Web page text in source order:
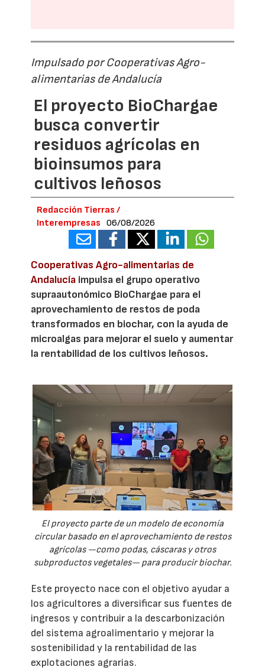
Impulsado por Cooperativas Agro-
alimentarias de Andalucía
El proyecto BioChargae
busca convertir
residuos agrícolas en
bioinsumos para
cultivos leñosos
Redacción Tierras /
Interempresas
06/08/2026
Cooperativas Agro-alimentarias de
Andalucía impulsa el grupo operativo
supraautonómico BioChargae para el
aprovechamiento de restos de poda
transformados en biochar, con la ayuda de
microalgas para mejorar el suelo y aumentar
la rentabilidad de los cultivos leñosos.
El proyecto parte de un modelo de economía
circular basado en el aprovechamiento de restos
agrícolas —como podas, cáscaras y otros
subproductos vegetales— para producir biochar.
Este proyecto nace con el objetivo ayudar a
los agricultores a diversificar sus fuentes de
ingresos y contribuir a la descarbonización
del sistema agroalimentario y mejorar la
sostenibilidad y la rentabilidad de las
explotaciones agrarias.